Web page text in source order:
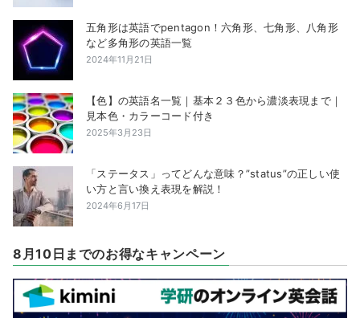
五角形は英語でpentagon！六角形、七角形、八角形
など多角形の英語一覧
2024年11月21日
【色】の英語名一覧｜基本２３色から濃淡表現まで｜
見本色・カラーコード付き
2025年3月23日
「ステータス」ってどんな意味？”status”の正しい使
い方と言い換え表現を解説！
2024年6月17日
8月10日までのお得なキャンペーン